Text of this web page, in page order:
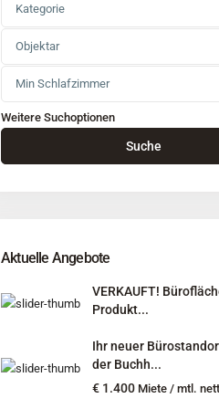
Kategorie
Objektar
Min Schlafzimmer
Weitere Suchoptionen
Suche
Aktuelle Angebote
VERKAUFT!
Produkt...
Ihr neuer
der Buchh...
€ 1.400 Miete / mtl.